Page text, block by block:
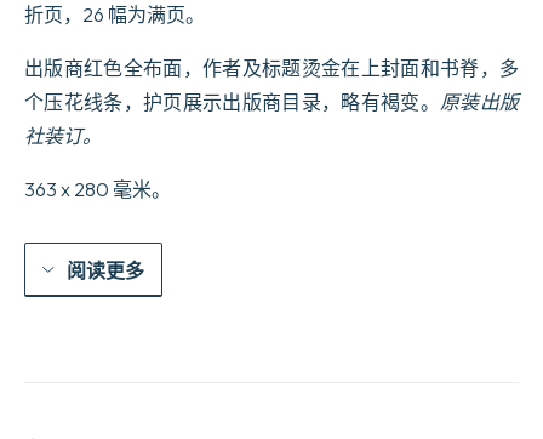
折页，26 幅为满页。
出版商红色全布面，作者及标题烫金在上封面和书脊，多
个压花线条，护页展示出版商目录，略有褐变。 原装出版
社装订。
363 x 280 毫米。
阅读更多